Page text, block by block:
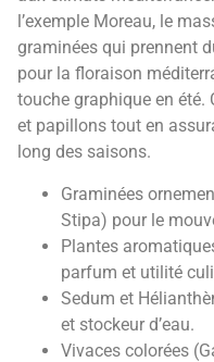
l’exemple Moreau, le
graminées qui prennent
pour la floraison
touche graphique en
et papillons tout en
long des saisons.
Graminées
Stipa) pour le
Plantes
parfum et utilité
Sedum et
et stockeur d’eau.
Vivaces colorées